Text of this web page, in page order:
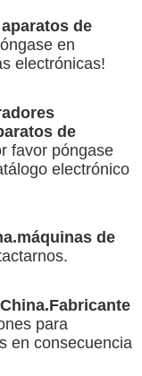
de
en
electrónicas!
de
favor póngase
electrónico
máquinas de
China.Fabricante
para
en consecuencia